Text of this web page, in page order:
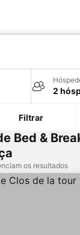
2
Filtrar
Bed &
os resultados